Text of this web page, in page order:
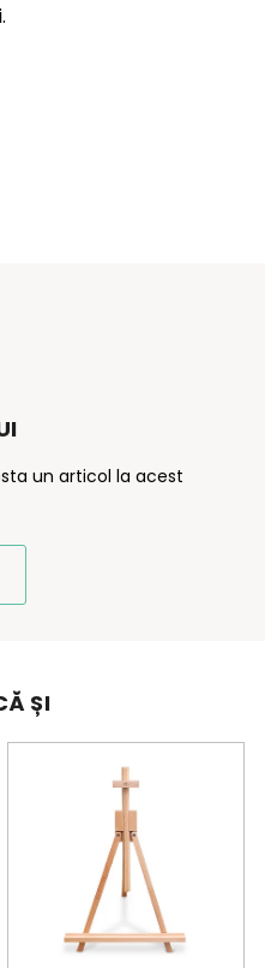
un articol la acest
ȘI